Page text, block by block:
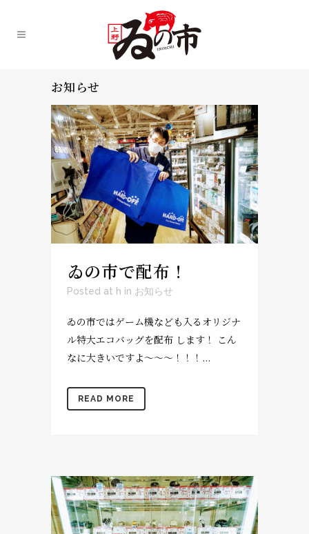
お知らせ
ゐの市で配布！
Posted at h in お知らせ
ゐの市ではゲーム機なども入るオリジナ
ル特大エコバッグを配布 します！ こん
なに大きいですよ〜〜〜！！！...
READ MORE